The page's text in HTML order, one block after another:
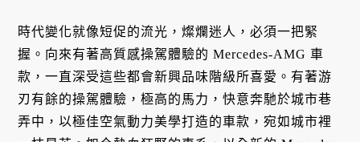
時代變化就像短促的流光，燦爛迷人，必須一把緊
握。向來有著高質感操駕體驗的 Mercedes-AMG 車
款，一直深受這些都會新興品味階級所喜愛。有著游
刃有餘的操駕體驗，極高的馬力，快意奔馳於城市巷
弄中，以極佳空氣動力美學打造的車款，宛如城市裡